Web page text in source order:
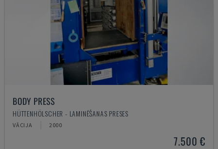
BODY PRESS
HÜTTENHÖLSCHER - LAMINĒŠANAS PRESES
VĀCIJA 2000
7.500 €